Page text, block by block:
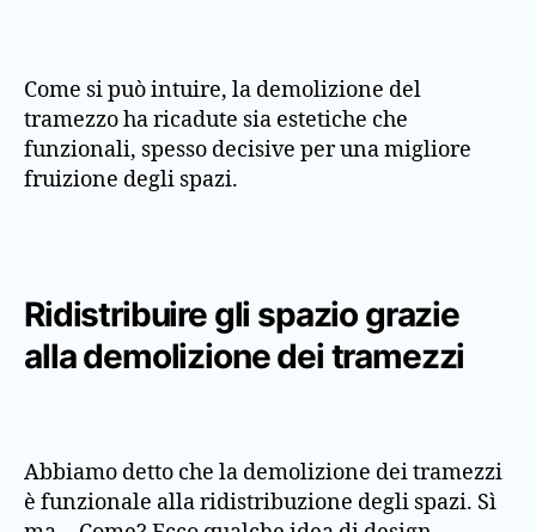
Come si può intuire, la demolizione del
tramezzo ha ricadute sia estetiche che
funzionali, spesso decisive per una migliore
fruizione degli spazi.
Ridistribuire gli spazio grazie
alla demolizione dei tramezzi
Abbiamo detto che la demolizione dei tramezzi
è funzionale alla ridistribuzione degli spazi. Sì